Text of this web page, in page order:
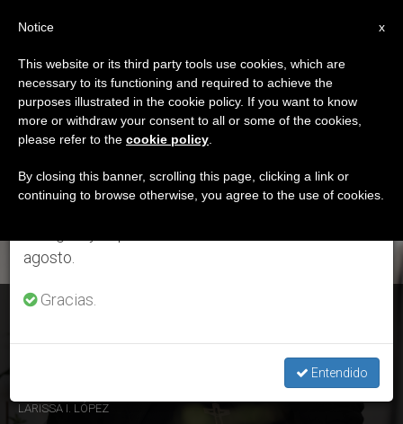
ETIQUETA
Posts Tagged ‘cem’
ÚLTIMAS NOTICIAS
Consistorio de Cardenales: Entrevista exclusiva a monseñor
LARISSA I. LÓPEZ
×
Aviso importante
Del 27 de julio al 7 de agosto haremos la pausa
anual, aprovechando que en el periodo de verano
se generan menos informaciones y también el
agosto.
Gracias.
Entendido
x
Notice
This website or its third party tools use cookies, which are
necessary to its functioning and required to achieve the
purposes illustrated in the cookie policy. If you want to know
more or withdraw your consent to all or some of the cookies,
please refer to the cookie policy
By closing this banner, scrolling this page, clicking a link or
continuing to browse otherwise, you agree to the use of cookies.